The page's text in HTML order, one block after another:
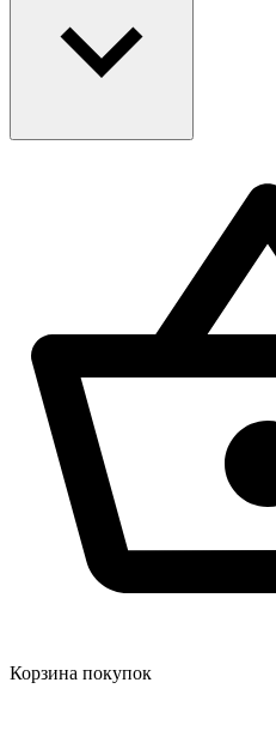
Корзина покупок